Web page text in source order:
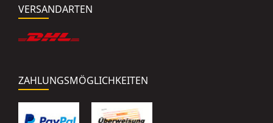
VERSANDARTEN
ZAHLUNGSMÖGLICHKEITEN